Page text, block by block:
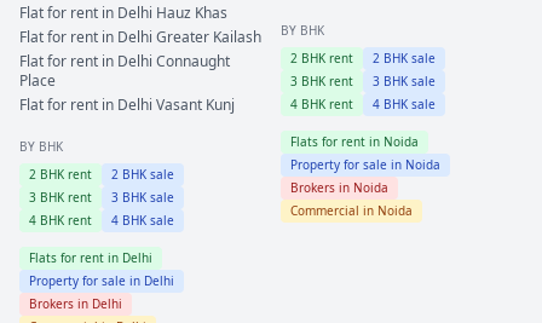
Flat for rent in Delhi Hauz Khas
Flat for rent in Delhi Greater Kailash
Flat for rent in Delhi Connaught
Place
Flat for rent in Delhi Vasant Kunj
BY BHK
2 BHK rent 2 BHK sale
3 BHK rent 3 BHK sale
4 BHK rent 4 BHK sale
Flats for rent in Delhi
Property for sale in Delhi
Brokers in Delhi
BY BHK
2 BHK rent 2 BHK sale
3 BHK rent 3 BHK sale
4 BHK rent 4 BHK sale
Flats for rent in Noida
Property for sale in Noida
Brokers in Noida
Commercial in Noida